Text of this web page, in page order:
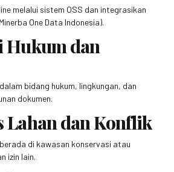
melalui sistem OSS dan integrasikan
One Data Indonesia).
Hukum dan
bidang hukum, lingkungan, dan
dokumen.
Lahan dan Konflik
di kawasan konservasi atau
izin lain.